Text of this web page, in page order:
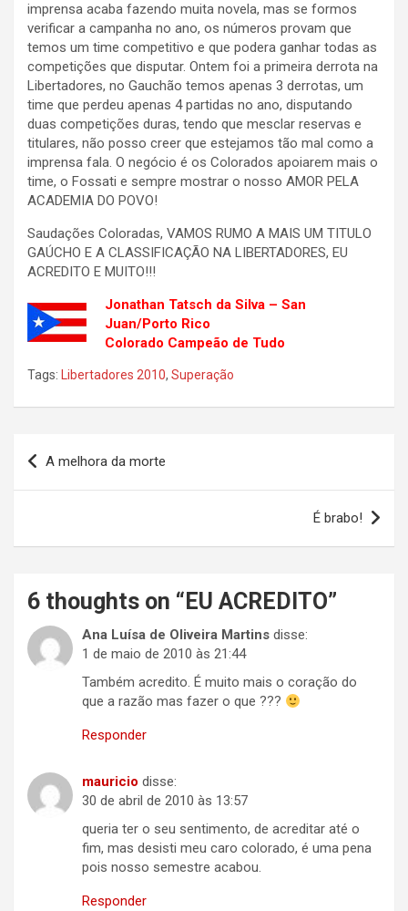
imprensa acaba fazendo muita novela, mas se formos
verificar a campanha no ano, os números provam que
temos um time competitivo e que podera ganhar todas as
competições que disputar. Ontem foi a primeira derrota na
Libertadores, no Gauchão temos apenas 3 derrotas, um
time que perdeu apenas 4 partidas no ano, disputando
duas competições duras, tendo que mesclar reservas e
titulares, não posso creer que estejamos tão mal como a
imprensa fala. O negócio é os Colorados apoiarem mais o
time, o Fossati e sempre mostrar o nosso AMOR PELA
ACADEMIA DO POVO!
Saudações Coloradas, VAMOS RUMO A MAIS UM TITULO
GAÚCHO E A CLASSIFICAÇÃO NA LIBERTADORES, EU
ACREDITO E MUITO!!!
Jonathan Tatsch da Silva – San
Juan/Porto Rico
Colorado Campeão de Tudo
Tags: Libertadores 2010, Superação
Navegação
de
A melhora da morte
É brabo!
6 thoughts on “ EU ACREDITO”
Ana Luísa de Oliveira Martins disse:
1 de maio de 2010 às 21:44
Também acredito. É muito mais o coração do
que a razão mas fazer o que ???
Responder
mauricio disse:
30 de abril de 2010 às 13:57
queria ter o seu sentimento, de acreditar até o
fim, mas desisti meu caro colorado, é uma pena
pois nosso semestre acabou.
Responder